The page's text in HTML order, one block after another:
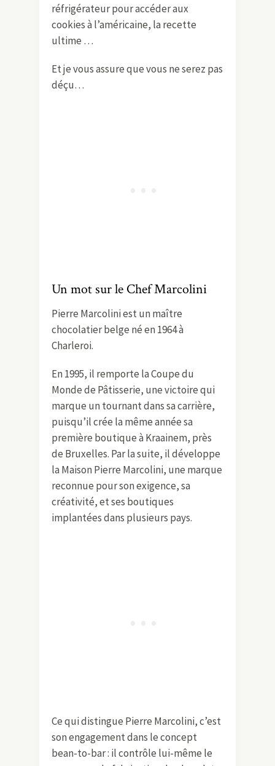
réfrigérateur pour accéder aux
cookies à l’américaine, la recette
ultime …
Et je vous assure que vous ne serez pas
déçu…
Un mot sur le Chef Marcolini
Pierre Marcolini est un maître
chocolatier belge né en 1964 à
Charleroi.
En 1995, il remporte la Coupe du
Monde de Pâtisserie, une victoire qui
marque un tournant dans sa carrière,
puisqu’il crée la même année sa
première boutique à Kraainem, près
de Bruxelles. Par la suite, il développe
la Maison Pierre Marcolini, une marque
reconnue pour son exigence, sa
créativité, et ses boutiques
implantées dans plusieurs pays.
Ce qui distingue Pierre Marcolini, c’est
son engagement dans le concept
bean-to-bar : il contrôle lui-même le